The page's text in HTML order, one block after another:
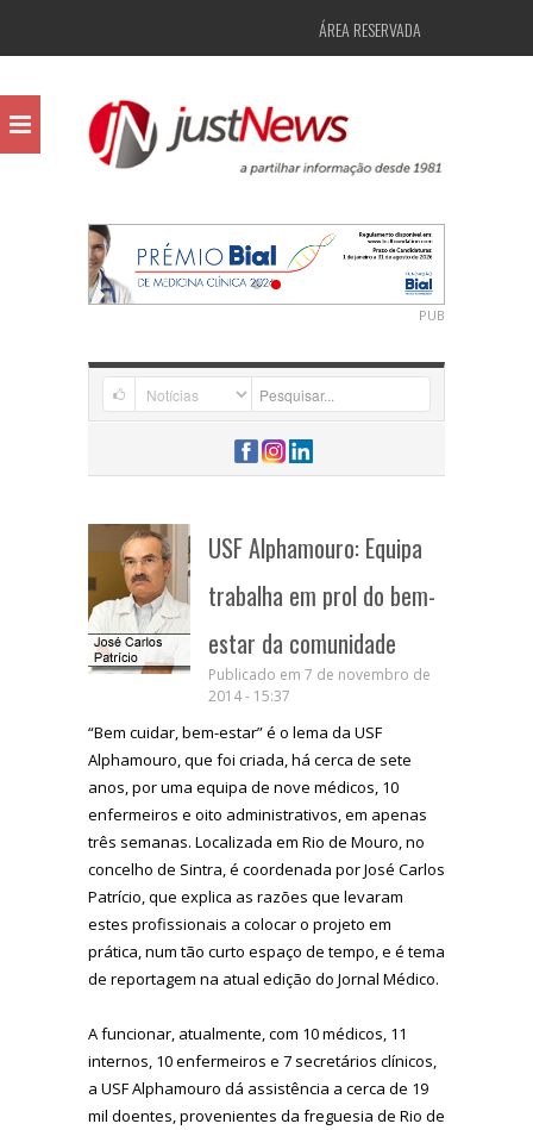
ÁREA RESERVADA
PUB
USF Alphamouro: Equipa
trabalha em prol do bem-
estar da comunidade
Publicado em 7 de novembro de
2014 - 15:37
“Bem cuidar, bem-estar” é o lema da USF
Alphamouro, que foi criada, há cerca de sete
anos, por uma equipa de nove médicos, 10
enfermeiros e oito administrativos, em apenas
três semanas. Localizada em Rio de Mouro, no
concelho de Sintra, é coordenada por José Carlos
Patrício, que explica as razões que levaram
estes profissionais a colocar o projeto em
prática, num tão curto espaço de tempo, e é tema
de reportagem na atual edição do Jornal Médico.
A funcionar, atualmente, com 10 médicos, 11
internos, 10 enfermeiros e 7 secretários clínicos,
a USF Alphamouro dá assistência a cerca de 19
mil doentes, provenientes da freguesia de Rio de